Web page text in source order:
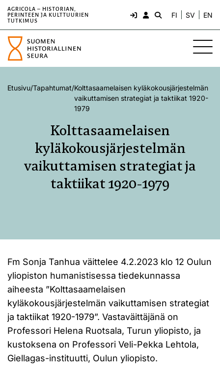
AGRICOLA – HISTORIAN,
PERINTEEN JA KULTTUURIEN
TUTKIMUS
FI SV EN
Etusivu/Tapahtumat/Kolttasaamelaisen kyläkokousjärjestelmän
vaikuttamisen strategiat ja taktiikat 1920-
1979
Kolttasaamelaisen
kyläkokousjärjestelmän
vaikuttamisen strategiat ja
taktiikat 1920-1979
Fm Sonja Tanhua väittelee 4.2.2023 klo 12 Oulun
yliopiston humanistisessa tiedekunnassa
aiheesta ”Kolttasaamelaisen
kyläkokousjärjestelmän vaikuttamisen strategiat
ja taktiikat 1920-1979”. Vastaväittäjänä on
Professori Helena Ruotsala, Turun yliopisto, ja
kustoksena on Professori Veli-Pekka Lehtola,
Giellagas-instituutti, Oulun yliopisto.